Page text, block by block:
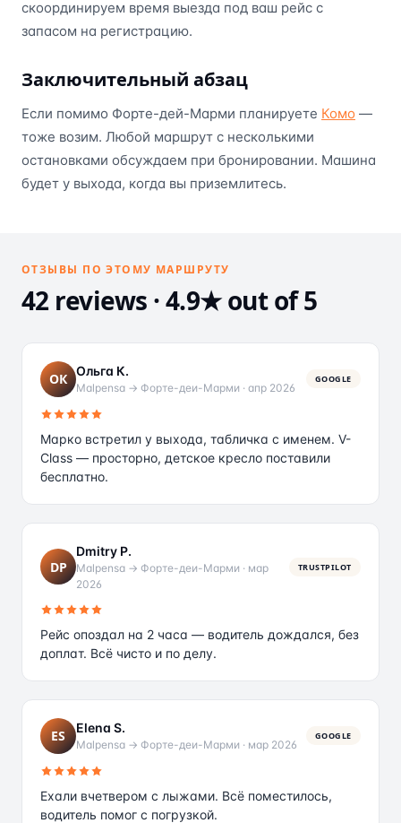
скоординируем время выезда под ваш рейс с
запасом на регистрацию.
Заключительный абзац
Если помимо Форте-дей-Марми планируете Комо —
тоже возим. Любой маршрут с несколькими
остановками обсуждаем при бронировании. Машина
будет у выхода, когда вы приземлитесь.
ОТЗЫВЫ ПО ЭТОМУ МАРШРУТУ
42 reviews · 4.9★ out of 5
ОК Ольга К.
Malpensa → Форте-деи-Марми · апр 2026
GOOGLE
Марко встретил у выхода, табличка с именем. V-
Class — просторно, детское кресло поставили
бесплатно.
DP
Dmitry P.
Malpensa → Форте-деи-Марми · мар
2026
TRUSTPILOT
Рейс опоздал на 2 часа — водитель дождался, без
доплат. Всё чисто и по делу.
ES Elena S.
Malpensa → Форте-деи-Марми · мар 2026
GOOGLE
Ехали вчетвером с лыжами. Всё поместилось,
водитель помог с погрузкой.